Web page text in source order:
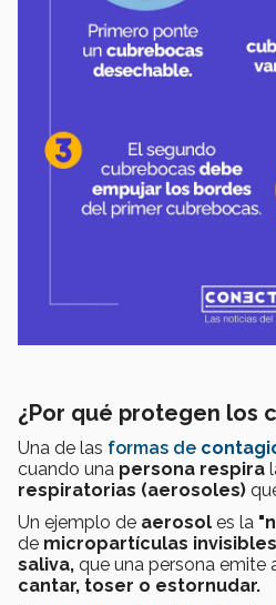
¿Por qué protegen los
Una de las formas de
cuando una persona respira
respiratorias (aerosoles)
Un ejemplo de aerosol es la
de micropartículas
saliva, que una persona emite
cantar, toser o estornudar.